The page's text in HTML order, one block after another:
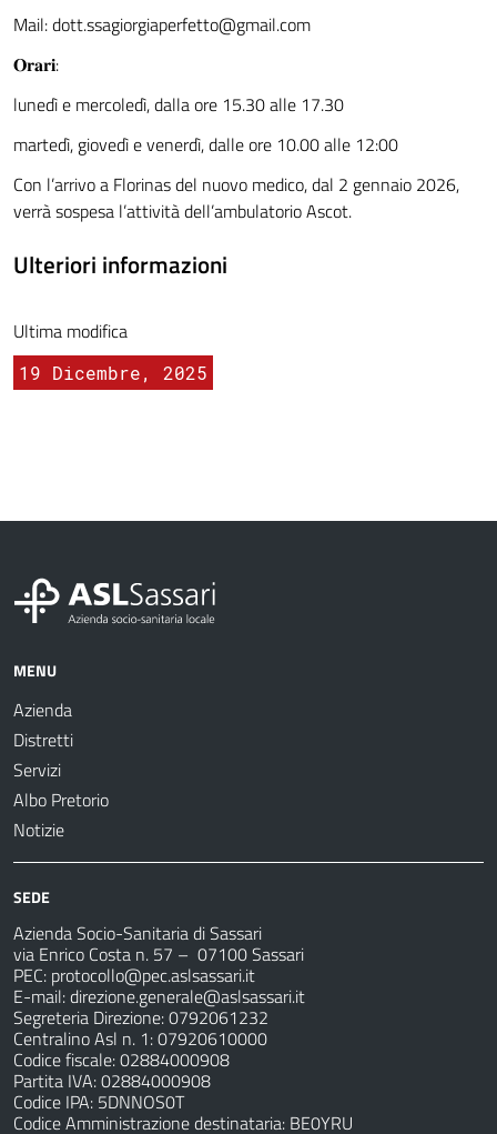
Mail:dott.ssagiorgiaperfetto@gmail.com
𝐎𝐫𝐚𝐫𝐢:
lunedì e mercoledì, dalla ore 15.30 alle 17.30
martedì, giovedì e venerdì, dalle ore 10.00 alle 12:00
Con l’arrivo a Florinas del nuovo medico, dal 2 gennaio 2026,
verrà sospesa l’attività dell’ambulatorio Ascot.
Ulteriori informazioni
Ultima modifica
19 Dicembre, 2025
MENU
Azienda
Distretti
Servizi
Albo Pretorio
Notizie
SEDE
Azienda Socio-Sanitaria di Sassari
via Enrico Costa n. 57 – 07100 Sassari
PEC: protocollo@pec.aslsassari.it
E-mail:direzione.generale@aslsassari.it
Segreteria Direzione: 0792061232
Centralino Asl n. 1: 07920610000
Codice fiscale: 02884000908
Partita IVA: 02884000908
Codice IPA: 5DNNOS0T
Codice Amministrazione destinataria: BE0YRU